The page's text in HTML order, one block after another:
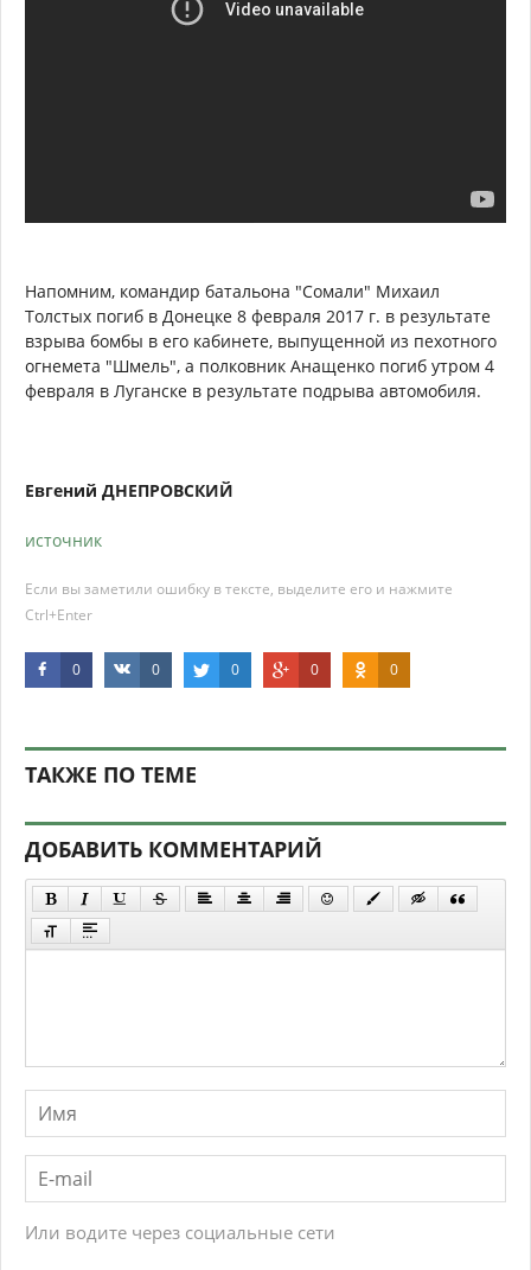
Напомним, командир батальона "Сомали" Михаил
Толстых погиб в Донецке 8 февраля 2017 г. в результате
взрыва бомбы в его кабинете, выпущенной из пехотного
огнемета "Шмель", а полковник Анащенко погиб утром 4
февраля в Луганске в результате подрыва автомобиля.
Евгений ДНЕПРОВСКИЙ
источник
Если вы заметили ошибку в тексте, выделите его и нажмите
Ctrl+Enter
0 0 0 0 0
ТАКЖЕ ПО ТЕМЕ
ДОБАВИТЬ КОММЕНТАРИЙ
Или водите через социальные сети